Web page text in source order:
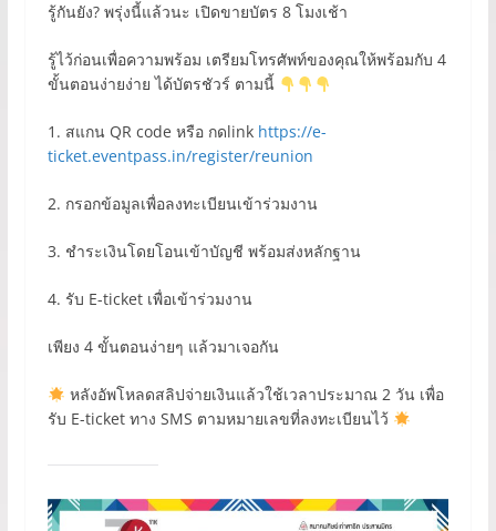
รู้กันยัง? พรุ่งนี้แล้วนะ เปิดขายบัตร 8 โมงเช้า
รู้ไว้ก่อนเพื่อความพร้อม เตรียมโทรศัพท์ของคุณให้พร้อมกับ 4
ขั้นตอนง่ายง่าย ได้บัตรชัวร์ ตามนี้
1. สแกน QR code หรือ กดlink https://e-
ticket.eventpass.in/register/reunion
2. กรอกข้อมูลเพื่อลงทะเบียนเข้าร่วมงาน
3. ชำระเงินโดยโอนเข้าบัญชี พร้อมส่งหลักฐาน
4. รับ E-ticket เพื่อเข้าร่วมงาน
เพียง 4 ขั้นตอนง่ายๆ แล้วมาเจอกัน
หลังอัพโหลดสลิปจ่ายเงินแล้วใช้เวลาประมาณ 2 วัน เพื่อ
รับ E-ticket ทาง SMS ตามหมายเลขที่ลงทะเบียนไว้